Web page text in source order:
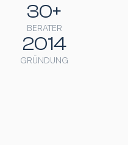
BERATER
30+
GRÜNDUNG
2014